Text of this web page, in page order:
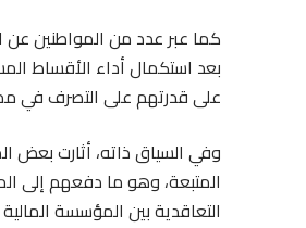
كما عبر عدد من المواطنين
بعد استكمال أداء الأقساط
على قدرتهم على التصرف في
وفي السياق ذاته، أثارت بعض
المتبعة، وهو ما دفعهم إلى
التعاقدية بين المؤسسة